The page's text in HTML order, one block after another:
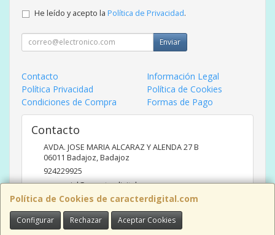
Política de Cookies de caracterdigital.com
Configurar Rechazar Aceptar Cookies
He leído y acepto la Política de Privacidad.
Enviar
Contacto
Información Legal
Política Privacidad
Política de Cookies
Condiciones de Compra
Formas de Pago
Contacto
AVDA. JOSE MARIA ALCARAZ Y ALENDA 27 B
06011 Badajoz,Badajoz
924229925
comercial@caracterdigital.com
Horario